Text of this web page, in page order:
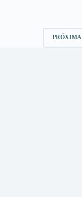
PRÓXIMA